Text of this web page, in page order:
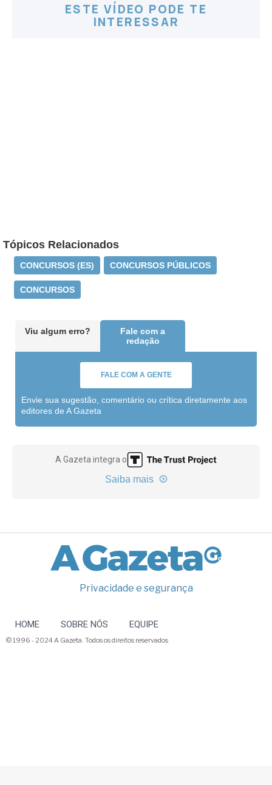
ESTE VÍDEO PODE TE
INTERESSAR
Tópicos Relacionados
CONCURSOS (ES) CONCURSOS PÚBLICOS
CONCURSOS
Viu algum erro?
Fale com a
redação
FALE COM A GENTE
Envie sua sugestão, comentário ou crítica diretamente aos
editores de A Gazeta
A Gazeta integra o
Saiba mais
Privacidade e segurança
HOME SOBRE NÓS EQUIPE
© 1996 - 2024 A Gazeta. Todos os direitos reservados